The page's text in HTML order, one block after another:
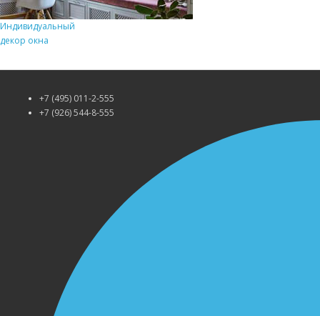
Индивидуальный
декор окна
+7 (495) 011-2-555
+7 (926) 544-8-555